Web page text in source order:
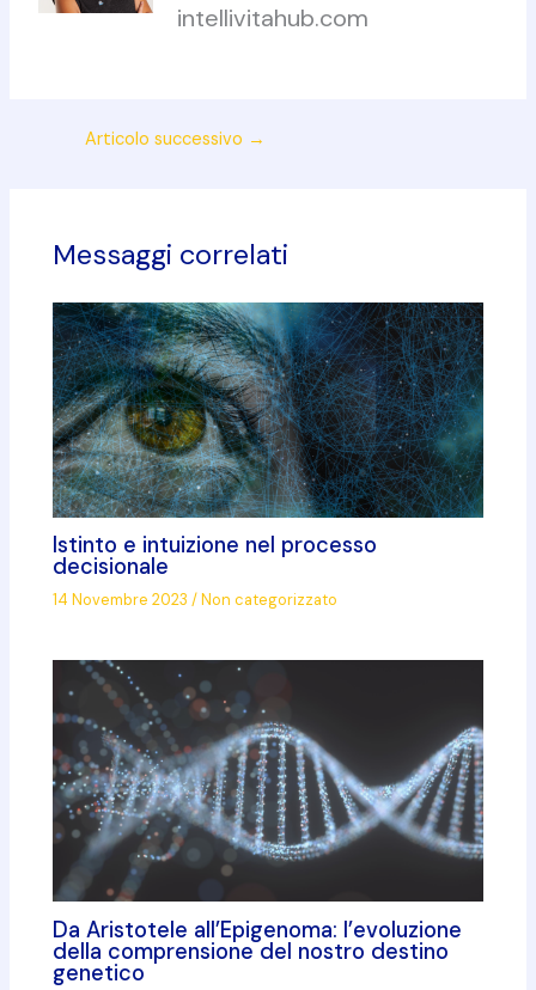
intellivitahub.com
Articolo successivo →
Messaggi correlati
Istinto e intuizione nel processo
decisionale
14 Novembre 2023/Non categorizzato
Da Aristotele all’Epigenoma: l’evoluzione
della comprensione del nostro destino
genetico